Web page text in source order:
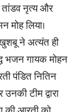
नृत्य और
मोह लिया।
ने अत्यंत ही
भजन गायक मोहन
पंडित नितिन
टीम द्वारा